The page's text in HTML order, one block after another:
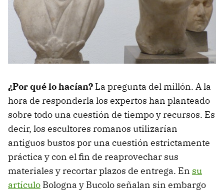
¿Por qué lo hacían? La pregunta del millón. A la
hora de responderla los expertos han planteado
sobre todo una cuestión de tiempo y recursos. Es
decir, los escultores romanos utilizarían
antiguos bustos por una cuestión estrictamente
práctica y con el fin de reaprovechar sus
materiales y recortar plazos de entrega. En su
artículo Bologna y Bucolo señalan sin embargo